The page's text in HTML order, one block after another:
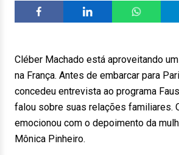
Cléber Machado está aproveitando
na França. Antes de embarcar para
concedeu entrevista ao programa
falou sobre suas relações familiares.
emocionou com o depoimento da
Mônica Pinheiro.